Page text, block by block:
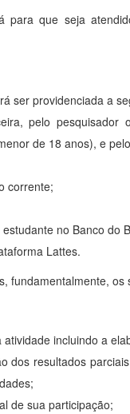
para que seja
ser providenciada a
pelo
de 18 anos), e
corrente;
no Banco do
Lattes.
fundamentalmente, os
incluindo a
dos resultados
de sua participação;